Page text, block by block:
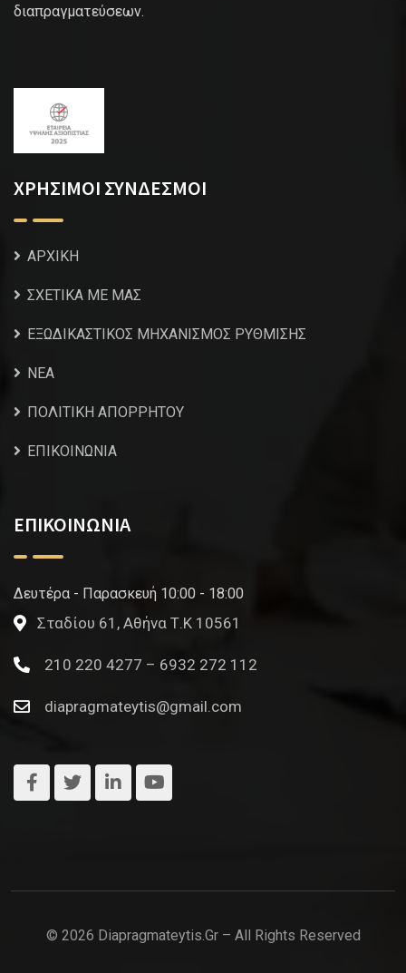
διαπραγματεύσεων.
ΧΡΗΣΙΜΟΙ ΣΥΝΔΕΣΜΟΙ
ΑΡΧΙΚΗ
ΣΧΕΤΙΚΑ ΜΕ ΜΑΣ
ΕΞΩΔΙΚΑΣΤΙΚΟΣ ΜΗΧΑΝΙΣΜΟΣ ΡΥΘΜΙΣΗΣ
NEA
ΠΟΛΙΤΙΚΗ ΑΠΟΡΡΗΤΟΥ
ΕΠΙΚΟΙΝΩΝΙΑ
ΕΠΙΚΟΙΝΩΝΙΑ
Δευτέρα - Παρασκευή 10:00 - 18:00
Σταδίου 61, Αθήνα Τ.Κ 10561
210 220 4277 – 6932 272 112
diapragmateytis@gmail.com
© 2026 Diapragmateytis.gr – All Rights Reserved